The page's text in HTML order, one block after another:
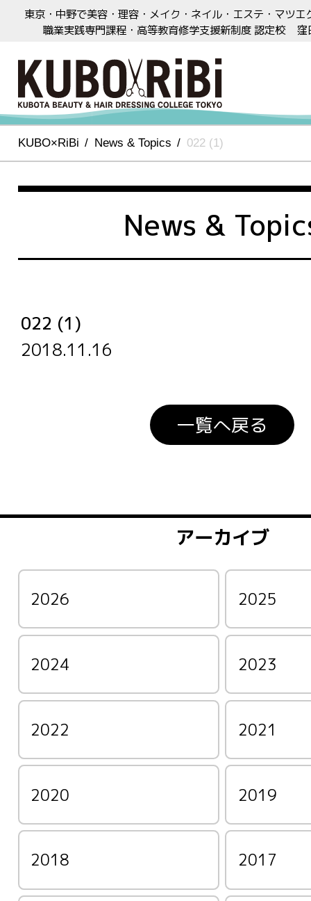
東京・中野で美容・理容・メイク・ネイル・エステ・マツエ
職業実践専門課程・高等教育修学支援新制度 認定校
窪
KUBO×RiBi News & Topics 022 (1)
News &
022 (1)
2018.11.16
一覧へ戻る
アーカイブ
2026 2025
2024 2023
2022 2021
2020 2019
2018 2017